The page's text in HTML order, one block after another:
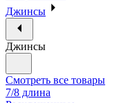
Джинсы
Джинсы
Смотреть все товары
7/8 длина